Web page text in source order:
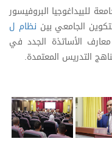
للبيداغوجيا البروفيسور
الجامعي بين نظام ل
الأساتذة الجدد في
التدريس المعتمدة.